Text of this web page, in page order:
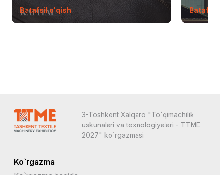
Batafsil o'qish Batafsil
3-Toshkent Xalqaro "To`qimachilik
uskunalari va texnologiyalari - TTME
2027" ko`rgazmasi
Ko`rgazma